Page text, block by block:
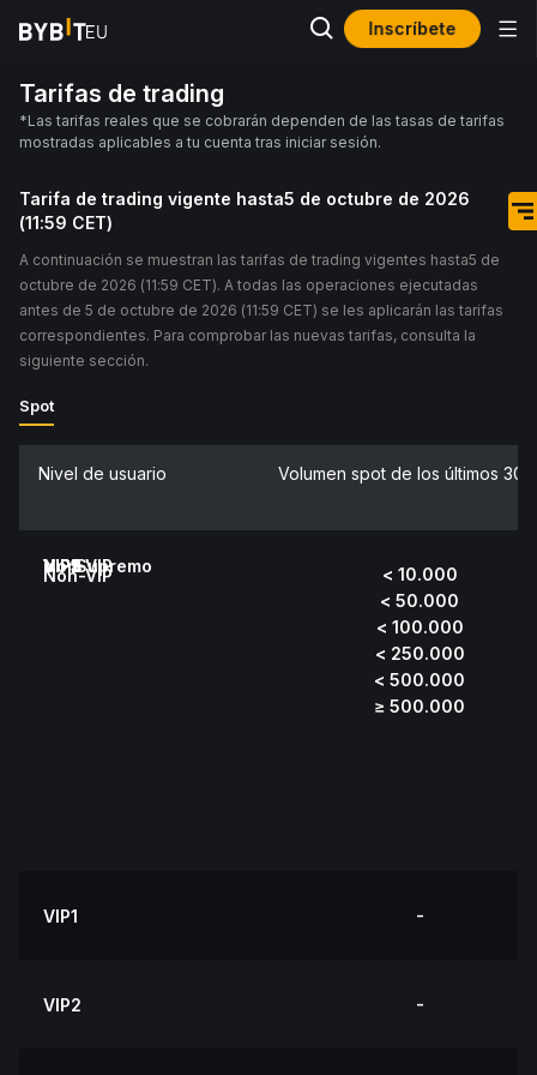
Inscríbete
Tarifas de trading
*Las tarifas reales que se cobrarán dependen de las tasas de tarifas
mostradas aplicables a tu cuenta tras iniciar sesión.
Tarifa de trading vigente hasta5 de octubre de 2026
(11:59 CET)
A continuación se muestran las tarifas de trading vigentes hasta5 de
octubre de 2026 (11:59 CET). A todas las operaciones ejecutadas
antes de 5 de octubre de 2026 (11:59 CET) se les aplicarán las tarifas
correspondientes. Para comprobar las nuevas tarifas, consulta la
siguiente sección.
Spot
Nivel de usuario Volumen spot de los últimos 30
Non-VIP
< 10.000
< 50.000
< 100.000
< 250.000
< 500.000
≥ 500.000
VIP1 -
VIP2 -
Non-VIP
VIP1
VIP2
VIP3
VIP4
VIP5
VIP Supremo